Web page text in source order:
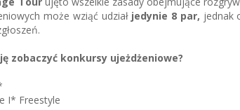
może wziąć udziałjedynie 8 par, jednak
zobaczyć konkursy ujeżdżeniowe?
I* Freestyle